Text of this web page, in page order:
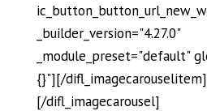
_builder_version="4.27.0"
_module_preset="default"
{}"][/difl_imagecarouselitem]
[/difl_imagecarousel]